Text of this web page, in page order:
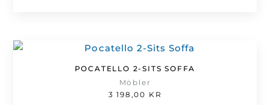
POCATELLO 2-SITS SOFFA
Möbler
3 198,00 KR